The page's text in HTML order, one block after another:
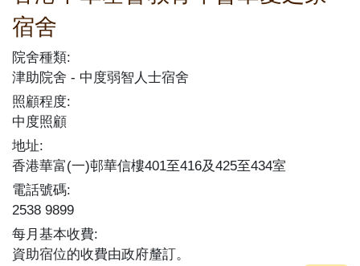
宿舍
院舍種類:
津助院舍
中度弱智人士宿舍
照顧程度:
中度照顧
地址:
香港華富(一)邨華信樓401至416及425至434室
電話號碼:
2538 9899
每月基本收費:
資助宿位的收費由政府釐訂。